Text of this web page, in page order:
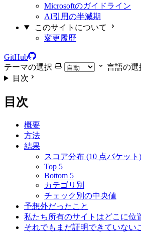
Microsoftのガイドライン
AI引用の半減期
このサイトについて
変更履歴
GitHub
テーマの選択
言語の選
目次
目次
概要
方法
結果
スコア分布 (10 点バケット)
Top 5
Bottom 5
カテゴリ別
チェック別の中央値
予想外だったこと
私たち所有のサイトはどこに位
それでもまだ証明できていない